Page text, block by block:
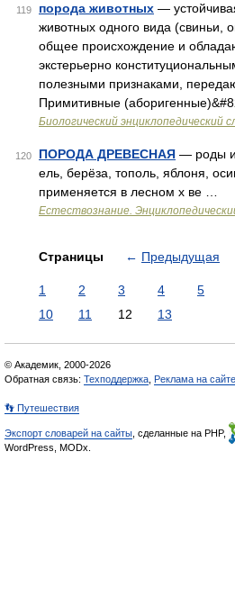
119 порода животных —
животных одного вида
общее происхождение и
экстерьерно
полезными признаками,
Примитивные
Биологический энциклопедический
120 ПОРОДА ДРЕВЕСНАЯ — роды и
ель, берёза, тополь, яблоня,
применяется в лесном х ве …
Естествознание.
Страницы ← Предыдущая
1 2 3 4 5
10
11 12 13
© Академик, 2000-2026
Обратная связь: Техподдержка Реклама на сайте
👣 Путешествия
Экспорт словарей на сайты , сделанные на PHP,
WordPress, MODx.